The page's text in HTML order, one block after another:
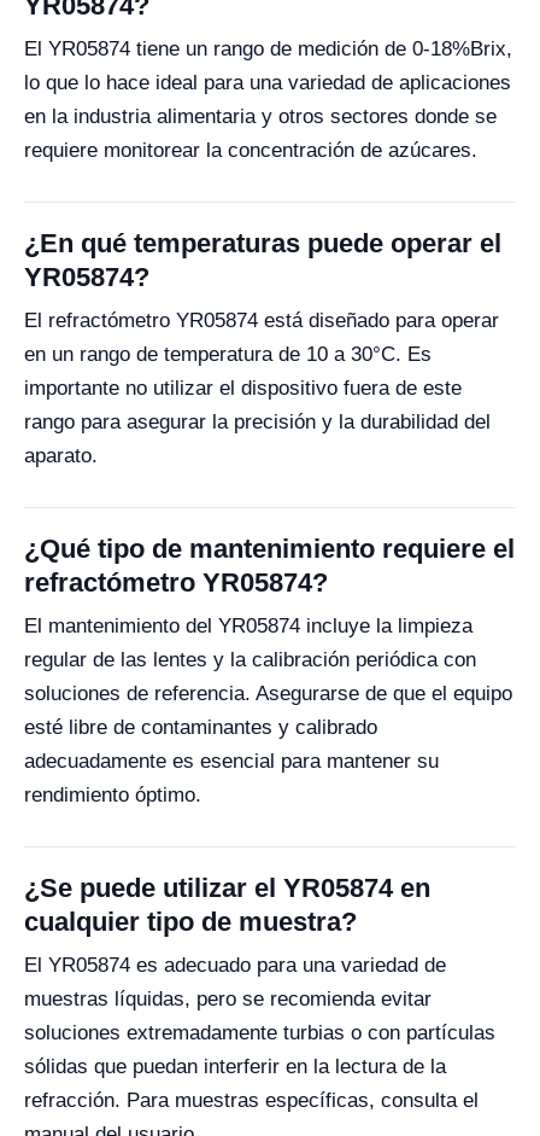
El YR05874 tiene un rango de medición de 0-18%Brix,
lo que lo hace ideal para una variedad de aplicaciones
en la industria alimentaria y otros sectores donde se
requiere monitorear la concentración de azúcares.
¿En qué temperaturas puede operar el
YR05874?
El refractómetro YR05874 está diseñado para operar
en un rango de temperatura de 10 a 30°C. Es
importante no utilizar el dispositivo fuera de este
rango para asegurar la precisión y la durabilidad del
aparato.
¿Qué tipo de mantenimiento requiere el
refractómetro YR05874?
El mantenimiento del YR05874 incluye la limpieza
regular de las lentes y la calibración periódica con
soluciones de referencia. Asegurarse de que el equipo
esté libre de contaminantes y calibrado
adecuadamente es esencial para mantener su
rendimiento óptimo.
¿Se puede utilizar el YR05874 en
cualquier tipo de muestra?
El YR05874 es adecuado para una variedad de
muestras líquidas, pero se recomienda evitar
soluciones extremadamente turbias o con partículas
sólidas que puedan interferir en la lectura de la
refracción. Para muestras específicas, consulta el